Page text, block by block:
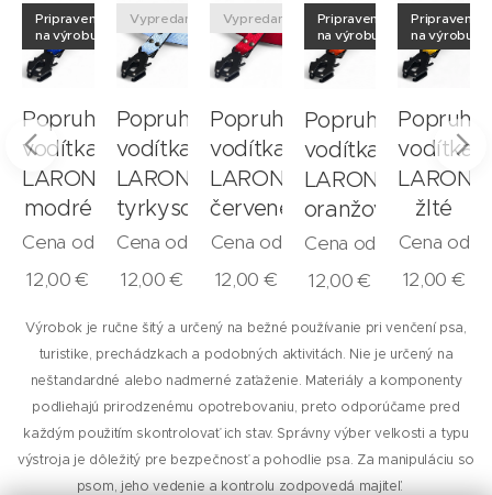
Popruhové
vodítka
LARON
modré
Pripravené
na výrobu
Cena od
12,00€
Popruhové
vodítka
LARON
tyrkysové
Vypredané
Cena od
12,00€
Popruhové
vodítka
LARON
červené
Vypredané
Cena od
12,00 €
Popruhové
vodítka
LARON
oranžové
Pripravené
na výrobu
Cena od
12,00€
vodítka
LARON
žlté
Pripravené
na výrobu
Cena od
12,00 €
Výrobok je ručne šitý a určený na bežné používanie pri venčení psa,
turistike, prechádzkach a podobných aktivitách. Nie je určený na
neštandardné alebo nadmerné zaťaženie. Materiály a komponenty
podliehajú prirodzenému opotrebovaniu, preto odporúčame pred
každým použitím skontrolovať ich stav. Správny výber veľkosti a typu
výstroja je dôležitý pre bezpečnosť a pohodlie psa. Za manipuláciu so
psom, jeho vedenie a kontrolu zodpovedá majiteľ.